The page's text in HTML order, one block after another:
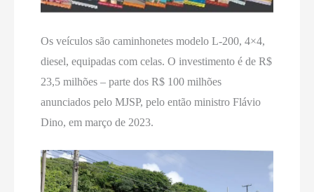
Os veículos são caminhonetes modelo L-200, 4×4,
diesel, equipadas com celas. O investimento é de R$
23,5 milhões – parte dos R$ 100 milhões
anunciados pelo MJSP, pelo então ministro Flávio
Dino, em março de 2023.